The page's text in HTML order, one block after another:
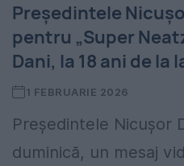
Președintele
pentru „Super
Dani, la 18 ani de
1 FEBRUARIE 2026
Președintele Nicușor
duminică, un mesaj